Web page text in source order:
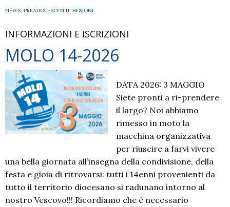
NEWS, PREADOLESCENTI, SEZIONI
INFORMAZIONI E ISCRIZIONI
MOLO 14-2026
DATA 2026: 3 MAGGIO
Siete pronti a ri-prendere
il largo? Noi abbiamo
rimesso in moto la
macchina organizzativa
per riuscire a farvi vivere
una bella giornata all’insegna della condivisione, della
festa e gioia di ritrovarsi: tutti i 14enni provenienti da
tutto il territorio diocesano si radunano intorno al
nostro Vescovo!!! Ricordiamo che è necessario